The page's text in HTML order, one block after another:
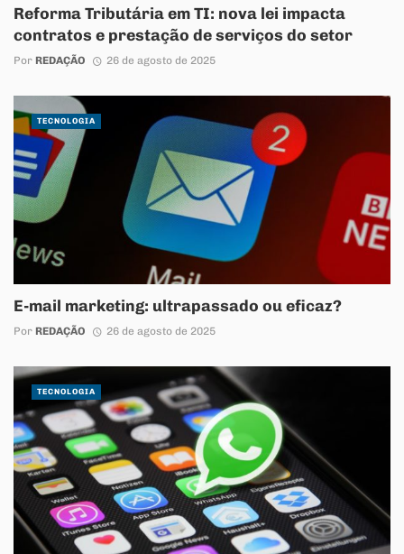
Reforma Tributária em TI: nova lei impacta
contratos e prestação de serviços do setor
Por REDAÇÃO 26 de agosto de 2025
E-mail marketing: ultrapassado ou eficaz?
Por REDAÇÃO 26 de agosto de 2025
TECNOLOGIA
TECNOLOGIA